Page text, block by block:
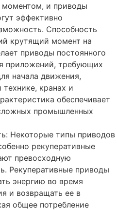
и приводы
эффективно
Способность
крутящий момент на
приводы постоянного
приложений, требующих
начала движения,
кранах и
обеспечивает
промышленных
Некоторые типы приводов
рекуперативные
превосходную
Рекуперативные приводы
энергию во время
и возвращать ее в
общее потребление